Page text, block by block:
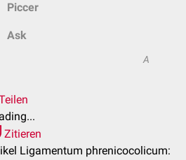
Piccer
Ask
A
Zitieren
Ligamentum phrenicocolicum: